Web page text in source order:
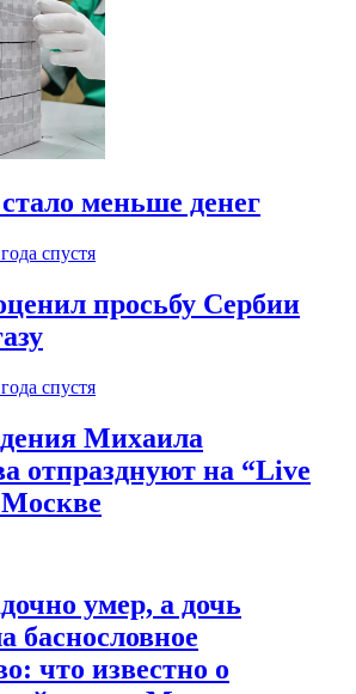
меньше денег
спустя
просьбу Сербии
спустя
Михаила
отпразднуют на “Live
умер, а дочь
баснословное
что известно о